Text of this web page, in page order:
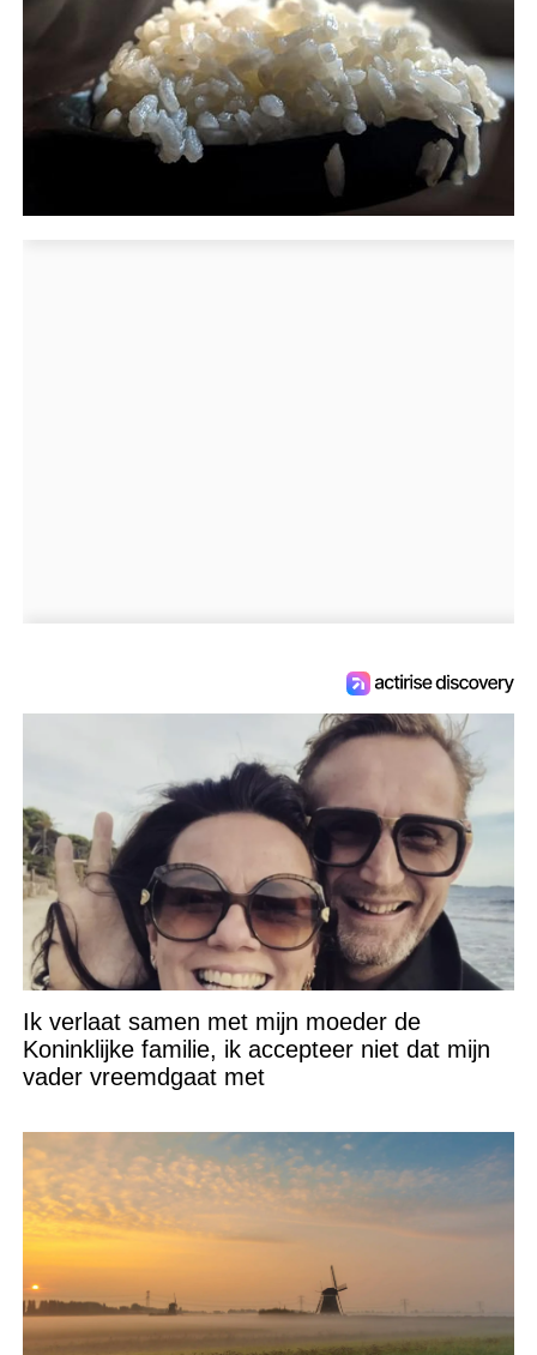
Ik verlaat samen met mijn moeder de
Koninklijke familie, ik accepteer niet dat mijn
vader vreemdgaat met